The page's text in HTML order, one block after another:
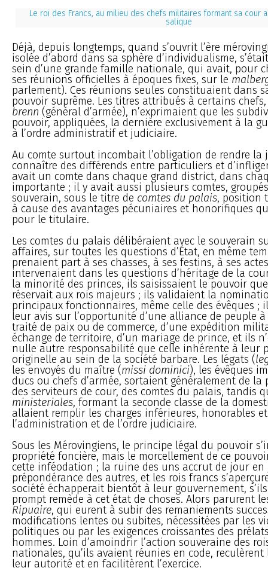
Le roi des Francs, au milieu des chefs militaires formant sa cour
salique
Déjà, depuis longtemps, quand s’ouvrit l’ère
isolée d’abord dans sa sphère d’individualisme,
sein d’une grande famille nationale, qui avait, pour
ses réunions officielles à époques fixes, sur le
parlement). Ces réunions seules constituaient dans
pouvoir suprême. Les titres attribués à certains
brenn (général d’armée), n’exprimaient que les
pouvoir, appliquées, la dernière exclusivement à la
à l’ordre administratif et judiciaire.
Au comte surtout incombait l’obligation de rendre la
connaître des différends entre particuliers et
avait un comte dans chaque grand district, dans
importante ; il y avait aussi plusieurs comtes,
souverain, sous le titre de comtes du palais, position
à cause des avantages pécuniaires et honorifiques
pour le titulaire.
Les comtes du palais délibéraient avec le souverain
affaires, sur toutes les questions d’État, en même
prenaient part à ses chasses, à ses festins, à ses
intervenaient dans les questions d’héritage de la
la minorité des princes, ils saisissaient le pouvoir
réservait aux rois majeurs ; ils validaient la
principaux fonctionnaires, même celle des évêques ;
leur avis sur l’opportunité d’une alliance de peuple à
traité de paix ou de commerce, d’une expédition
échange de territoire, d’un mariage de prince, et ils
nulle autre responsabilité que celle inhérente à leur
originelle au sein de la société barbare. Les légats (
les envoyés du maître (missi dominici), les évêques
ducs ou chefs d’armée, sortaient généralement de la
des serviteurs de cour, des comtes du palais, tandis
ministeriales, formant la seconde classe de la
allaient remplir les charges inférieures, honorables
l’administration et de l’ordre judiciaire.
Sous les Mérovingiens, le principe légal du pouvoir
propriété foncière, mais le morcellement de ce
cette inféodation ; la ruine des uns accrut de jour
prépondérance des autres, et les rois francs
société échapperait bientôt à leur gouvernement,
prompt remède à cet état de choses. Alors parurent
Ripuaire, qui eurent à subir des remaniements
modifications lentes ou subites, nécessitées par les
politiques ou par les exigences croissantes des
hommes. Loin d’amoindrir l’action souveraine des
nationales, qu’ils avaient réunies en code,
leur autorité et en facilitèrent l’exercice.